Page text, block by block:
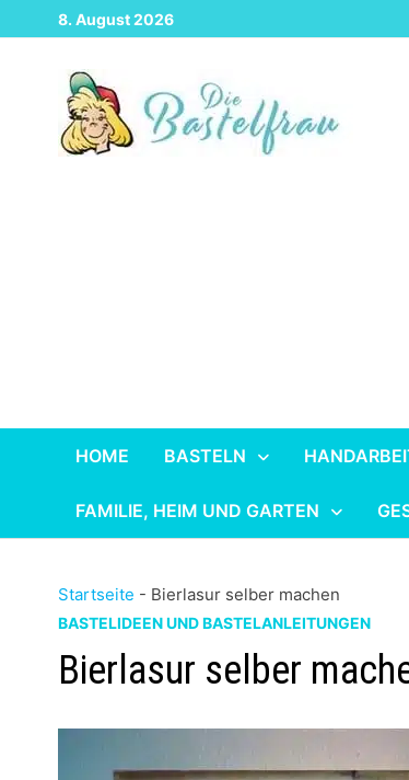
Zurück
zum
8. August 2026
HOME BASTELN
FAMILIE, HEIM UND GARTEN
Startseite - Bierlasur selber machen
BASTELIDEEN UND BASTELANLEITUNGEN
Bierlasur selber